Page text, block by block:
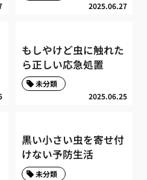
2025.06.27
もしやけど虫に触れた
ら正しい応急処置
2025.06.25
未分類
黒い小さい虫を寄せ付
けない予防生活
未分類